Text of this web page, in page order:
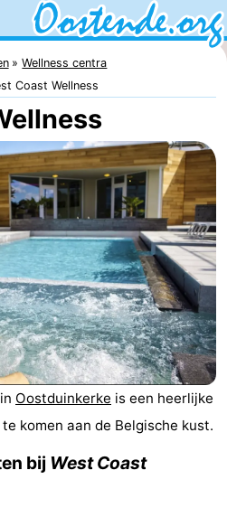
Wellness centra
Coast Wellness
in Oostduinkerke is een heerlijke
komen aan de Belgische kust.
bij West Coast